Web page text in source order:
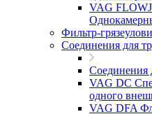
VAG
Фильтр-
Соединения для
Соединения
VAG DC
одного
VAG DFA